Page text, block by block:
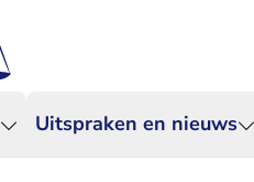
Uitspraken en nieuws